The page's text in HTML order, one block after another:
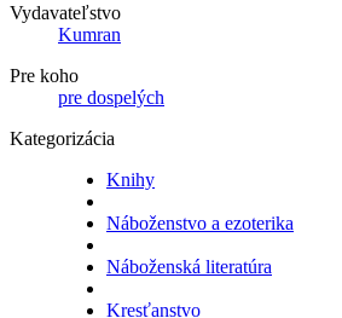
Vydavateľstvo
Kumran
Pre koho
pre dospelých
Kategorizácia
Knihy
Náboženstvo a ezoterika
Náboženská literatúra
Kresťanstvo